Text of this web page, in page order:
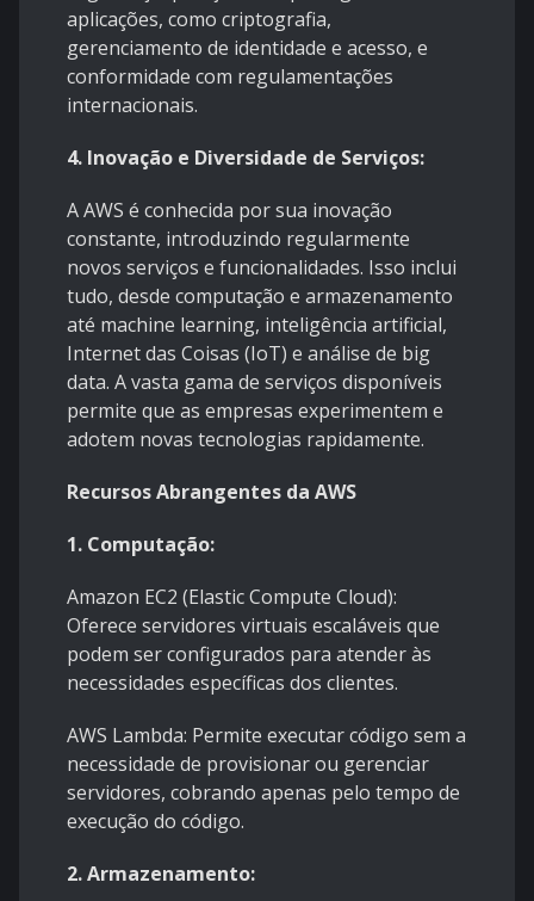
aplicações, como criptografia,
gerenciamento de identidade e acesso, e
conformidade com regulamentações
internacionais.
4. Inovação e Diversidade de Serviços:
A AWS é conhecida por sua inovação
constante, introduzindo regularmente
novos serviços e funcionalidades. Isso inclui
tudo, desde computação e armazenamento
até machine learning, inteligência artificial,
Internet das Coisas (IoT) e análise de big
data. A vasta gama de serviços disponíveis
permite que as empresas experimentem e
adotem novas tecnologias rapidamente.
Recursos Abrangentes da AWS
1. Computação:
Amazon EC2 (Elastic Compute Cloud):
Oferece servidores virtuais escaláveis que
podem ser configurados para atender às
necessidades específicas dos clientes.
AWS Lambda: Permite executar código sem a
necessidade de provisionar ou gerenciar
servidores, cobrando apenas pelo tempo de
execução do código.
2. Armazenamento: